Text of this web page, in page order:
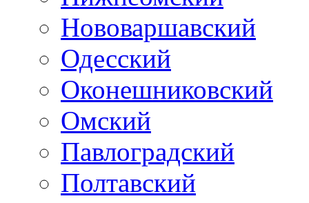
Нововаршавский
Одесский
Оконешниковский
Омский
Павлоградский
Полтавский